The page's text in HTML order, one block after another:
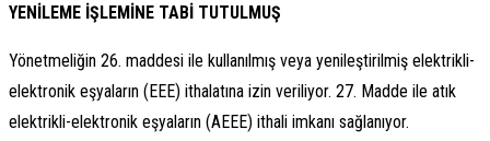
YENİLEME İŞLEMİNE TABİ TUTULMUŞ
Yönetmeliğin 26. maddesi ile kullanılmış veya yenileştirilmiş elektrikli-
elektronik eşyaların (EEE) ithalatına izin veriliyor. 27. Madde ile atık
elektrikli-elektronik eşyaların (AEEE) ithali imkanı sağlanıyor.